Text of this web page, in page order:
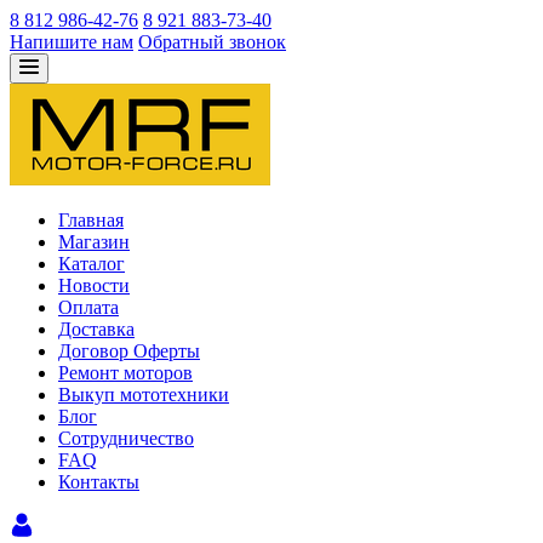
8 812 986-42-76 8 921 883-73-40
Напишите нам Обратный звонок
Главная
Магазин
Каталог
Новости
Оплата
Доставка
Договор Оферты
Ремонт моторов
Выкуп мототехники
Блог
Сотрудничество
FAQ
Контакты